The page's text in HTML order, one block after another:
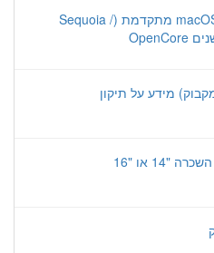
שדרוג SSD והתקנת macOS מתקדמת (Sequoia /
מידע על תיקון
"14 או "16